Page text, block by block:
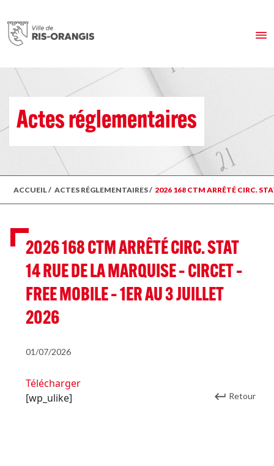
Actes réglementaires
ACCUEIL/ ACTES RÉGLEMENTAIRES/ 2026 168 CTM ARRÊTÉ CIRC.
2026 168 CTM ARRÊTÉ CIRC. STAT
14 RUE DE LA MARQUISE – CIRCET –
FREE MOBILE – 1ER AU 3 JUILLET
2026
01/07/2026
Télécharger
[wp_ulike]
Retour